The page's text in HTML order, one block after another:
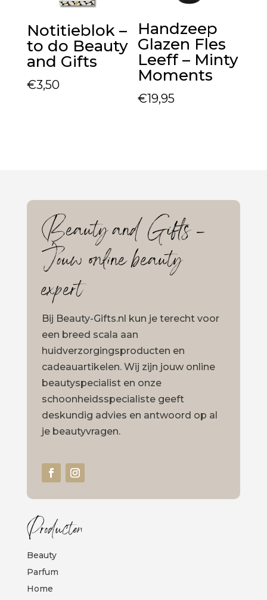
Notitieblok –
to do Beauty
and Gifts
€3,50
Handzeep
Glazen Fles
Leeff – Minty
Moments
€19,95
Beauty and Gifts –
Jouw online beauty
expert
Bij Beauty-Gifts.nl kun je terecht voor
een breed scala aan
huidverzorgingsproducten en
cadeauartikelen. Wij zijn jouw online
beautyspecialist en onze
schoonheidsspecialiste geeft
deskundig advies en antwoord op al
je beautyvragen.
Producten
Beauty
Parfum
Home